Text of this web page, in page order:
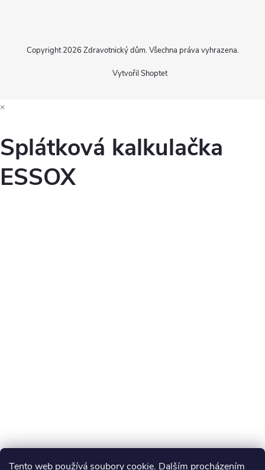
Tento web používá soubory cookie. Dalším procházením
Vytvořil Shoptet
Copyright 2026 Zdravotnický dům. Všechna práva vyhrazena.
×
Splátková kalkulačka
ESSOX